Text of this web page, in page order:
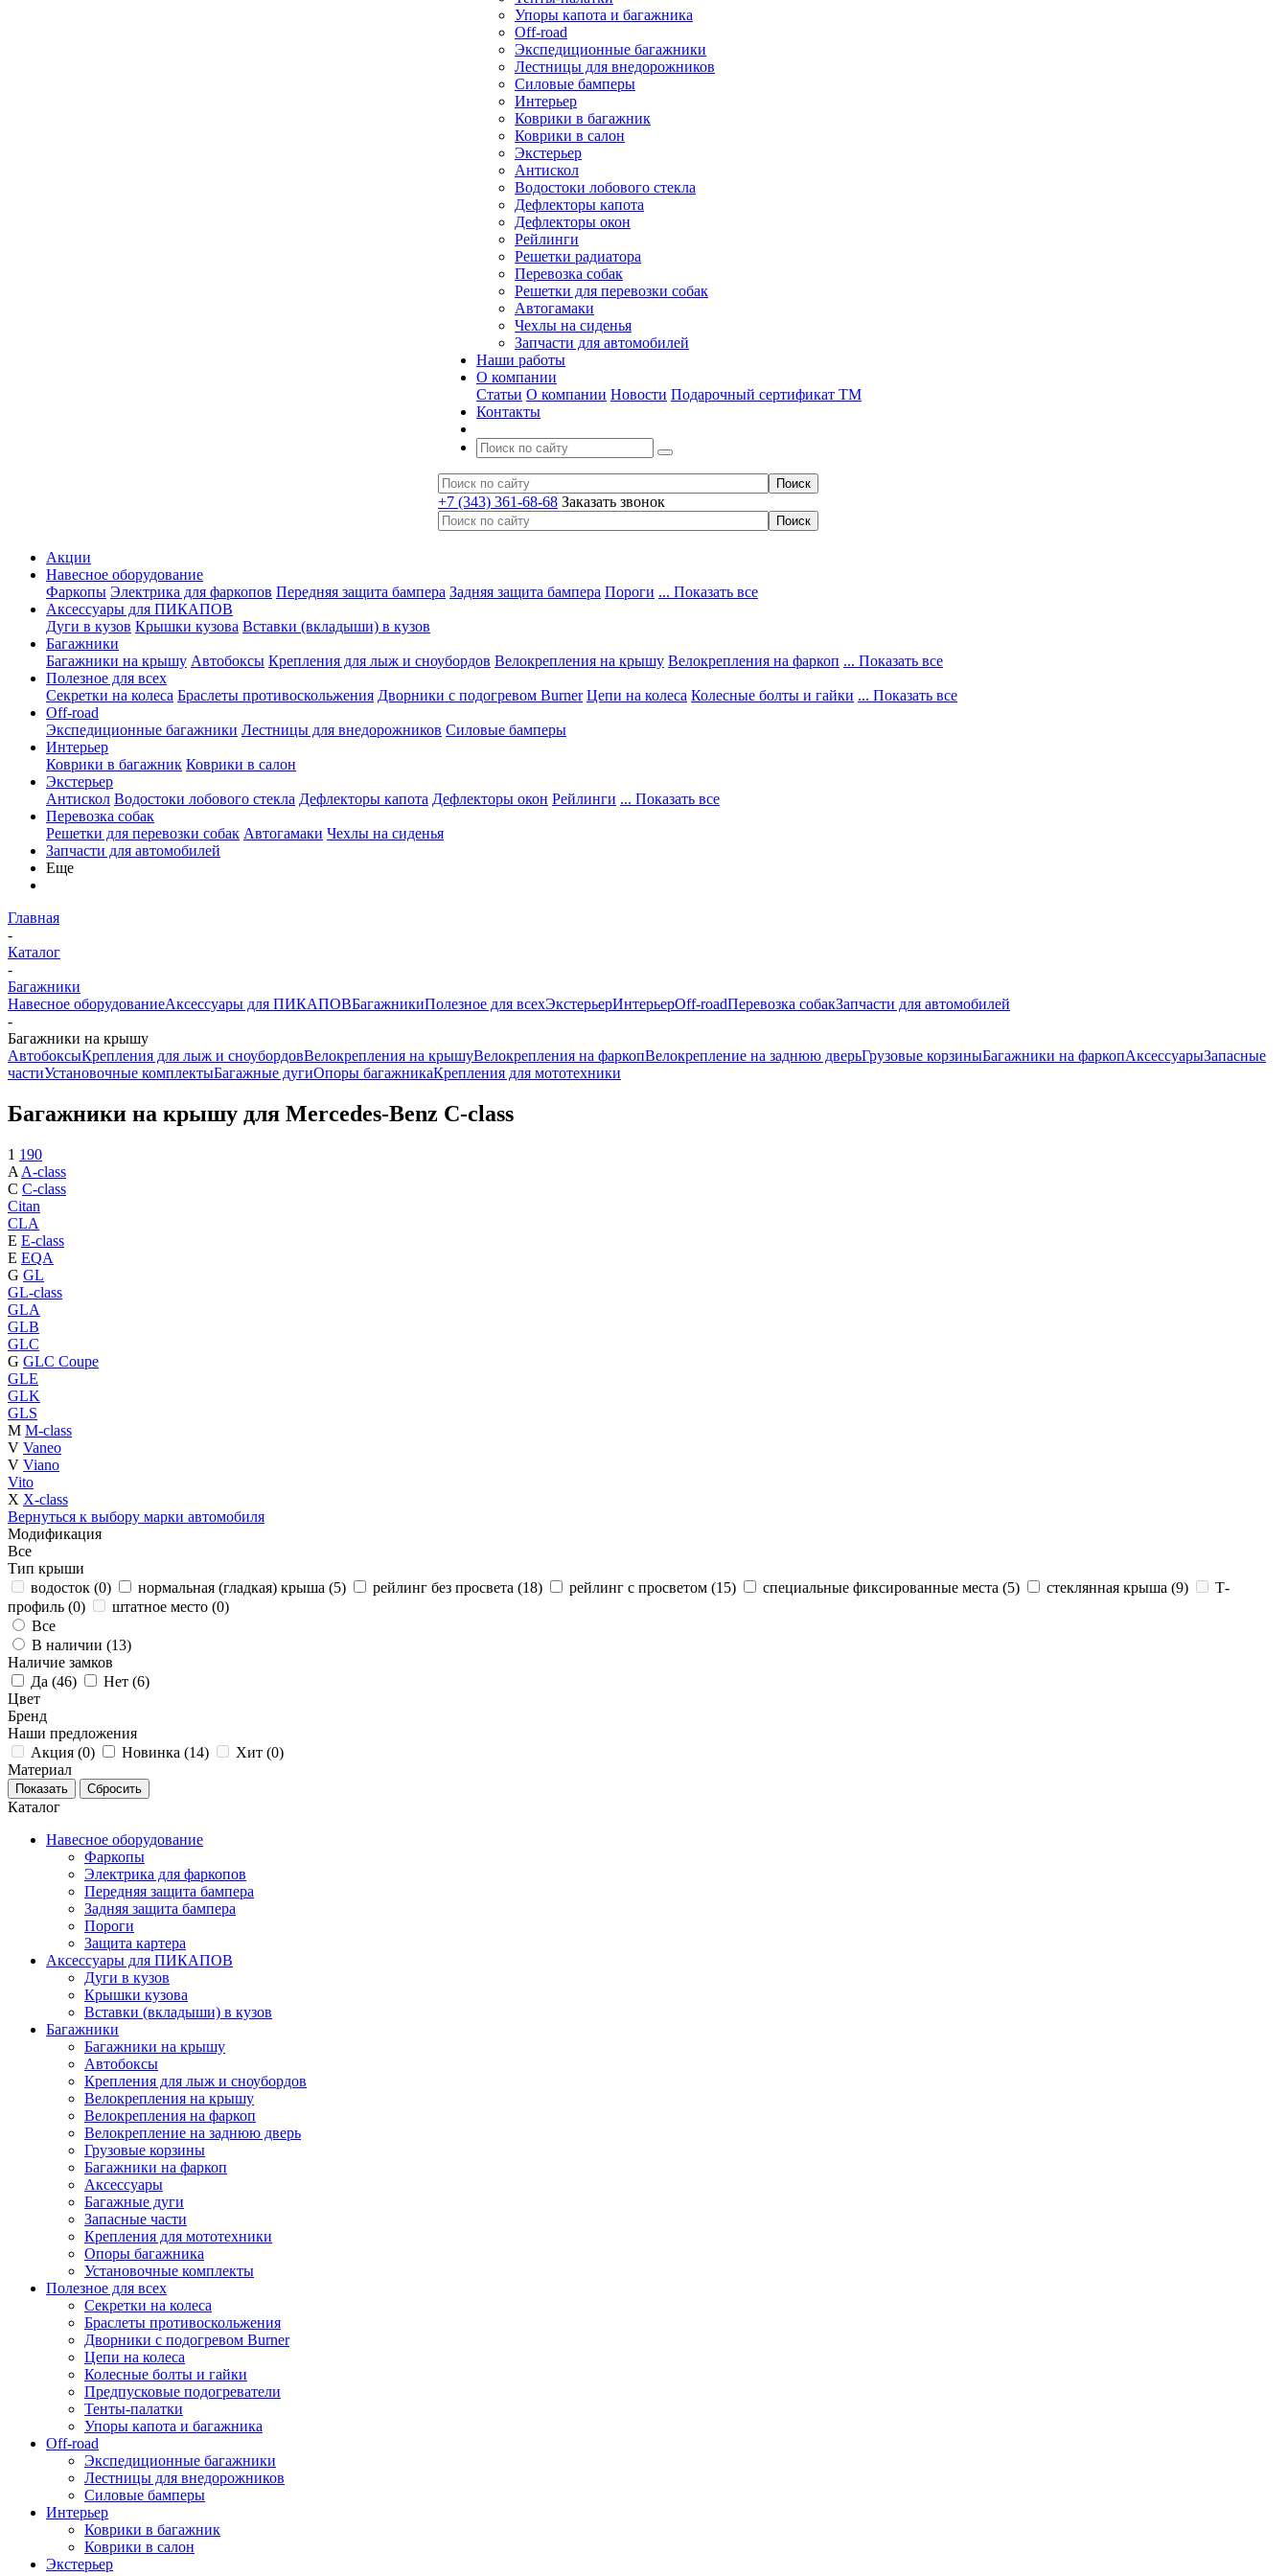
Упоры капота и багажника
Off-road
Экспедиционные багажники
Лестницы для внедорожников
Силовые бамперы
Интерьер
Коврики в багажник
Коврики в салон
Экстерьер
Антискол
Водостоки лобового стекла
Дефлекторы капота
Дефлекторы окон
Рейлинги
Решетки радиатора
Перевозка собак
Решетки для перевозки собак
Автогамаки
Чехлы на сиденья
Запчасти для автомобилей
Наши работы
О компании
Статьи О компании Новости Подарочный сертификат ТМ
Контакты
+7 (343) 361-68-68 Заказать звонок
Акции
Навесное оборудование
Фаркопы Электрика для фаркопов Передняя защита бампера Задняя защита бампера Пороги ... Показать все
Аксессуары для ПИКАПОВ
Дуги в кузов Крышки кузова Вставки (вкладыши) в кузов
Багажники
Багажники на крышу Автобоксы Крепления для лыж и сноубордов Велокрепления на крышу Велокрепления на фаркоп ... Показать все
Полезное для всех
Секретки на колеса Браслеты противоскольжения Дворники с подогревом Burner Цепи на колеса Колесные болты и гайки ... Показать все
Off-road
Экспедиционные багажники Лестницы для внедорожников Силовые бамперы
Интерьер
Коврики в багажник Коврики в салон
Экстерьер
Антискол Водостоки лобового стекла Дефлекторы капота Дефлекторы окон Рейлинги ... Показать все
Перевозка собак
Решетки для перевозки собак Автогамаки Чехлы на сиденья
Запчасти для автомобилей
Еще
Главная
-
Каталог
-
Багажники
Навесное оборудованиеАксессуары для ПИКАПОВБагажникиПолезное для всехЭкстерьерИнтерьерOff-roadПеревозка собакЗапчасти для автомобилей
-
Багажники на крышу
АвтобоксыКрепления для лыж и сноубордовВелокрепления на крышуВелокрепления на фаркопВелокрепление на заднюю дверьГрузовые корзиныБагажники на фаркопАксессуарыЗапасные
частиУстановочные комплектыБагажные дугиОпоры багажникаКрепления для мототехники
Багажники на крышу для Mercedes-Benz C-class
1 190
A A-class
C C-class
Citan
CLA
E E-class
E EQA
G GL
GL-class
GLA
GLB
GLC
G GLC Coupe
GLE
GLK
GLS
M M-class
V Vaneo
V Viano
Vito
X X-class
Вернуться к выбору марки автомобиля
Модификация
Все
Тип крыши
водосток (0) нормальная (гладкая) крыша (5) рейлинг без просвета (18) рейлинг с просветом (15) специальные фиксированные места (5) стеклянная крыша (9)
Т-
профиль (0) штатное место (0)
Все
В наличии (13)
Наличие замков
Да (46) Нет (6)
Цвет
Бренд
Наши предложения
Акция (0) Новинка (14) Хит (0)
Материал
Каталог
Навесное оборудование
Фаркопы
Электрика для фаркопов
Передняя защита бампера
Задняя защита бампера
Пороги
Защита картера
Аксессуары для ПИКАПОВ
Дуги в кузов
Крышки кузова
Вставки (вкладыши) в кузов
Багажники
Багажники на крышу
Автобоксы
Крепления для лыж и сноубордов
Велокрепления на крышу
Велокрепления на фаркоп
Велокрепление на заднюю дверь
Грузовые корзины
Багажники на фаркоп
Аксессуары
Багажные дуги
Запасные части
Крепления для мототехники
Опоры багажника
Установочные комплекты
Полезное для всех
Секретки на колеса
Браслеты противоскольжения
Дворники с подогревом Burner
Цепи на колеса
Колесные болты и гайки
Предпусковые подогреватели
Тенты-палатки
Упоры капота и багажника
Off-road
Экспедиционные багажники
Лестницы для внедорожников
Силовые бамперы
Интерьер
Коврики в багажник
Коврики в салон
Экстерьер